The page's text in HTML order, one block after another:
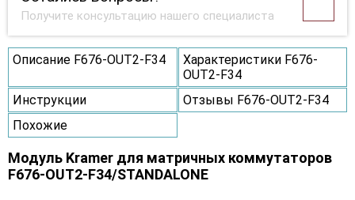
Получите консультацию нашего специалиста
Описание F676-OUT2-F34
Характеристики F676-
OUT2-F34
Инструкции
Отзывы F676-OUT2-F34
Похожие
Модуль Kramer для матричных коммутаторов
F676-OUT2-F34/STANDALONE